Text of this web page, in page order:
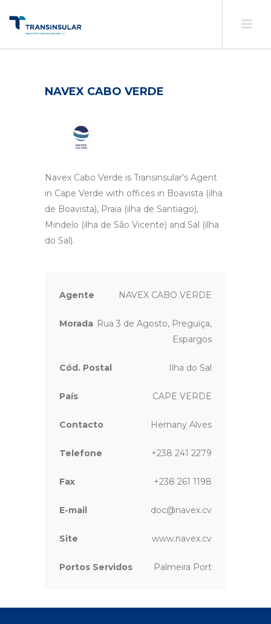
NAVEX CABO VERDE
Navex Cabo Verde is Transinsular’s Agent
in Cape Verde with offices in Boavista (ilha
de Boavista), Praia (ilha de Santiago),
Mindelo (ilha de São Vicente) and Sal (ilha
do Sal).
Agente NAVEX CABO VERDE
Morada Rua 3 de Agosto, Preguiça,
Espargos
Cód. Postal Ilha do Sal
País CAPE VERDE
Contacto Hernany Alves
Telefone +238 241 2279
Fax +238 261 1198
E-mail doc@navex.cv
Site www.navex.cv
Portos Servidos Palmeira Port